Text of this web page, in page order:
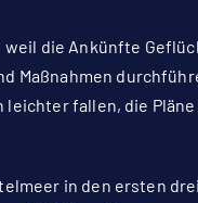
die Ankünfte
Maßnahmen
fallen, die
in den ersten